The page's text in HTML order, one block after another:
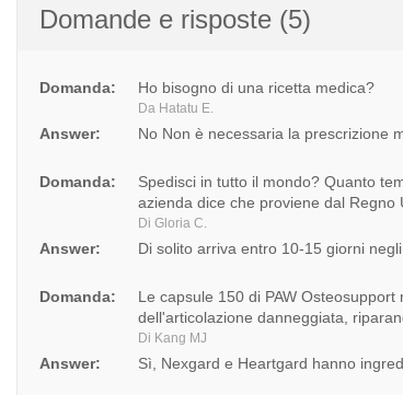
Domande e risposte (5)
Domanda: Ho bisogno di una ricetta medica?
Da Hatatu E.
Answer: No Non è necessaria la prescrizione
Domanda:
Spedisci in tutto il mondo? Quanto
azienda dice che proviene dal Regno
Di Gloria C.
Answer: Di solito arriva entro 10-15 giorni negli
Domanda:
Le capsule 150 di PAW
dell'articolazione danneggiata,
Di Kang MJ
Answer: Sì, Nexgard e Heartgard hanno